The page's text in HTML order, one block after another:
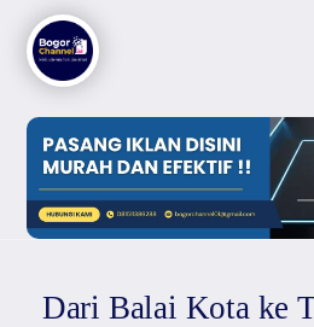
Dari Balai Kota ke